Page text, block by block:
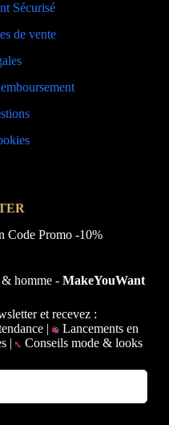
Sécurisé
de vente
Code Promo -10%
& homme -MakeYouWant
et recevez :
|
Lancements en
| Conseils mode & looks